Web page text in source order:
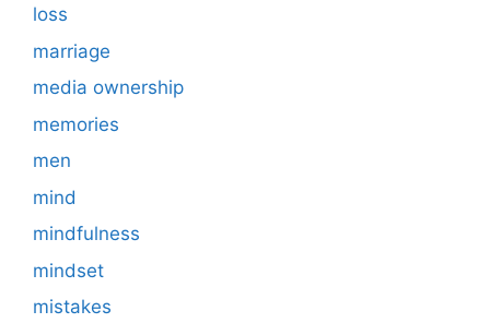
loss
marriage
media ownership
memories
men
mind
mindfulness
mindset
mistakes